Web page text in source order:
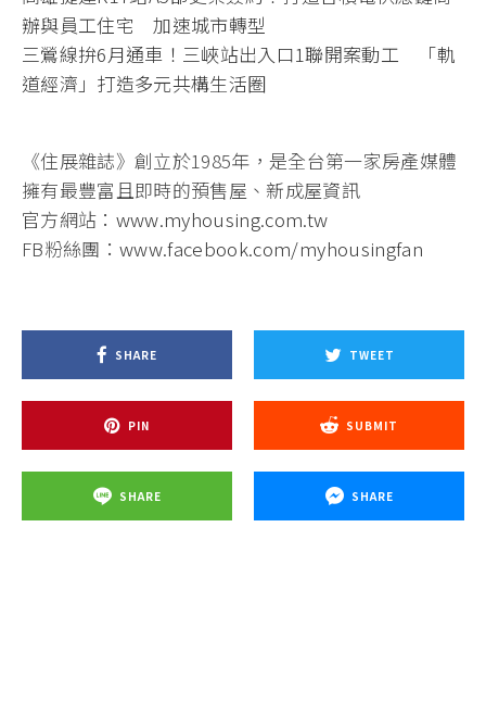
辦與員工住宅 加速城市轉型
三鶯線拚6月通車！三峽站出入口1聯開案動工 「軌
道經濟」打造多元共構生活圈
《住展雜誌》創立於1985年，是全台第一家房產媒體
擁有最豐富且即時的預售屋、新成屋資訊
官方網站： www.myhousing.com.tw
FB粉絲團：www.facebook.com/myhousingfan
SHARE TWEET
PIN SUBMIT
SHARE SHARE